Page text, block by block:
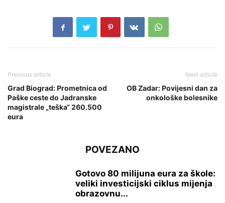
Previous article
Grad Biograd: Prometnica od
Paške ceste do Jadranske
magistrale „teška“ 260.500
eura
Next article
OB Zadar: Povijesni dan za
onkološke bolesnike
POVEZANO
Gotovo 80 milijuna eura za škole:
veliki investicijski ciklus mijenja
obrazovnu...